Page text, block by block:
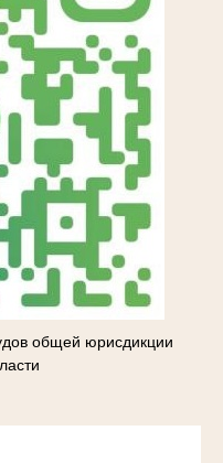
общей юрисдикции